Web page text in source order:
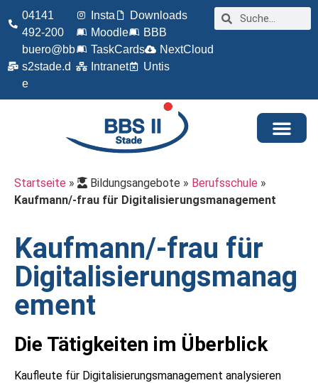
04141
492-200
buero@bb
s2stade.d
e
Insta
Downloads
Moodle
BBB
TaskCards
NextCloud
Intranet
Untis
Startseite » Bildungsangebote » Berufsschule »
Kaufmann/-frau für Digitalisierungsmanagement
Kaufmann/-frau für
Digitalisierungsmanag
ement
Die Tätigkeiten im Überblick
Kaufleute für Digitalisierungsmanagement analysieren